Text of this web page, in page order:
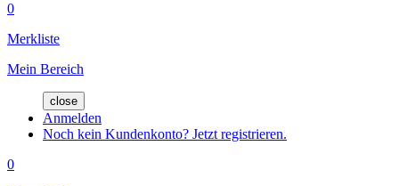
0
Merkliste
Mein Bereich
close
Anmelden
Noch kein Kundenkonto? Jetzt registrieren.
0